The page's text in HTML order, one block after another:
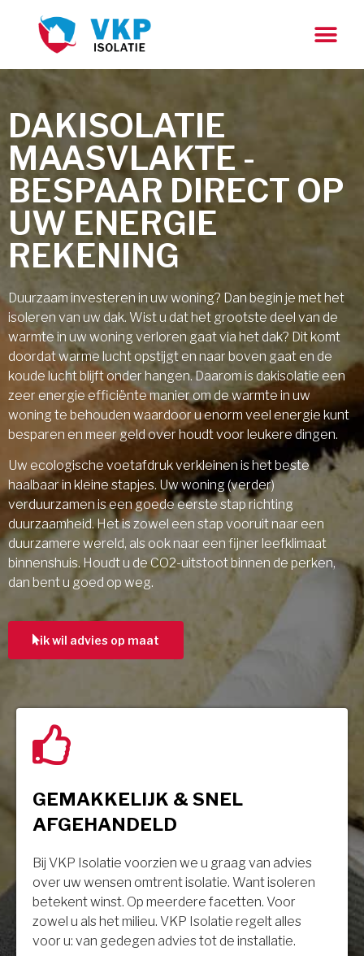
DAKISOLATIE
MAASVLAKTE -
BESPAAR DIRECT OP
UW ENERGIE
REKENING
Duurzaam investeren in uw woning? Dan begin je met het
isoleren van uw dak. Wist u dat het grootste deel van de
warmte in uw woning verloren gaat via het dak? Dit komt
doordat warme lucht opstijgt en naar boven gaat en de
koude lucht blijft onder hangen. Daarom is dakisolatie een
zeer energie efficiënte manier om de warmte in uw
woning te behouden waardoor u enorm veel energie kunt
besparen en meer geld over houdt voor leukere dingen.
Uw ecologische voetafdruk verkleinen is het beste
haalbaar in kleine stapjes. Uw woning (verder)
verduurzamen is een goede eerste stap richting
duurzaamheid. Het is zowel een stap vooruit naar een
duurzamere wereld, als ook naar een fijner leefklimaat
binnenshuis. Houdt u de CO2-uitstoot binnen de perken,
dan bent u goed op weg.
ik wil advies op maat
GEMAKKELIJK & SNEL
AFGEHANDELD
Bij VKP Isolatie voorzien we u graag van advies
over uw wensen omtrent isolatie. Want isoleren
betekent winst. Op meerdere facetten. Voor
zowel u als het milieu. VKP Isolatie regelt alles
voor u: van gedegen advies tot de installatie.